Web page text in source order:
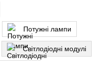
Потужні лампи
Світлодіодні модулі